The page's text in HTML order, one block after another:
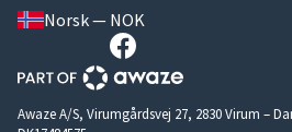
Norsk — NOK
Awaze A/S, Virumgårdsvej 27, 2830 Virum –